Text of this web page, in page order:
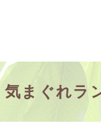
気まぐれラ